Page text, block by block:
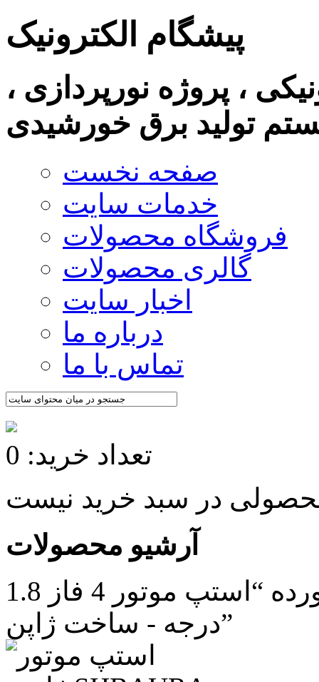
پیشگام الکترونیک
، پروژه نورپردازی ،
تولید برق خورشیدی
صفحه نخست
خدمات سایت
فروشگاه محصولات
گالری محصولات
اخبار سایت
درباره ما
تماس با ما
تعداد خرید: 0
آرشیو محصولات
/ محصولات برچسب خورده “استپ موتور 4 فاز 1.8
درجه - ساخت ژاپن”